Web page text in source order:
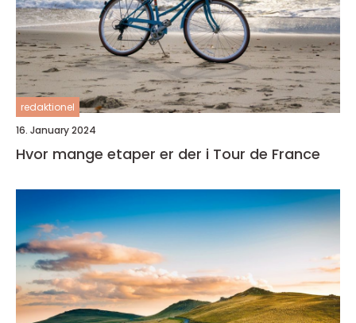
redaktionel
16. January 2024
Hvor mange etaper er der i Tour de France